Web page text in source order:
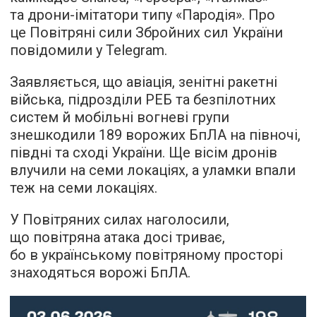
та дрони-імітатори типу «Пародія». Про
це Повітряні сили Збройних сил України
повідомили у Telegram.
Заявляється, що авіація, зенітні ракетні
війська, підрозділи РЕБ та безпілотних
систем й мобільні вогневі групи
знешкодили 189 ворожих БпЛА на півночі,
півдні та сході України. Ще вісім дронів
влучили на семи локаціях, а уламки впали
теж на семи локаціях.
У Повітряних силах наголосили,
що повітряна атака досі триває,
бо в українському повітряному просторі
знаходяться ворожі БпЛА.